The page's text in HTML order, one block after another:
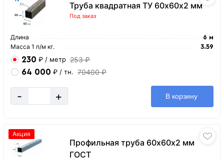
Труба квадратная ТУ 60х60х2 мм
Под заказ
Длина 6 м
Масса 1 п/м кг. 3.59
230 ₽ / метр 253 ₽
64 000 ₽ / тн. 70400 ₽
- + В корзину
Профильная труба 60х60х2 мм
ГОСТ
Акция